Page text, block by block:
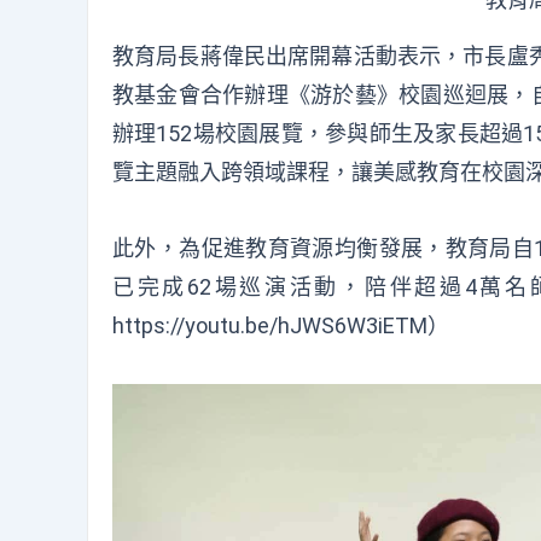
教育局長蔣偉民出席開幕活動表示，市長
教基金會合作辦理《游於藝》校園巡迴展
辦理152場校園展覽，參與師生及家長超過
覽主題融入跨領域課程，讓美感教育在校園
此外，為促進教育資源均衡發展，教育局
已完成62場巡演活動，陪伴超過4萬
https://youtu.be/hJWS6W3iETM）